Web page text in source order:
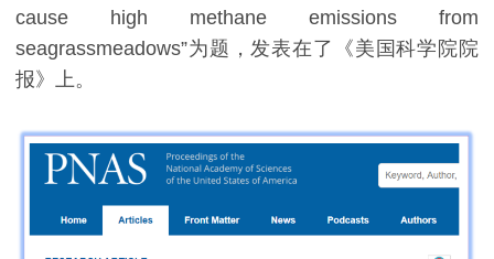
cause high methane emissions from
seagrassmeadows”为题，发表在了《美国科学院院
报》上。